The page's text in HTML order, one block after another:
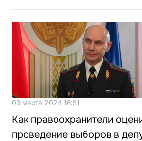
03 марта 2024 16:51
Как правоохранители
проведение выборов в